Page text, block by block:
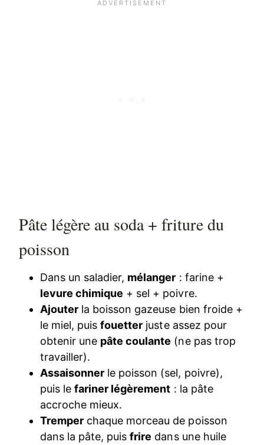
Pâte légère au soda + friture du
poisson
Dans un saladier, mélanger : farine +
levure chimique + sel + poivre.
Ajouter la boisson gazeuse bien froide +
le miel, puisfouetter juste assez pour
obtenir une pâte coulante (ne pas trop
travailler).
Assaisonner le poisson (sel, poivre),
puis lefariner légèrement : la pâte
accroche mieux.
Tremper chaque morceau de poisson
dans la pâte, puisfrire dans une huile